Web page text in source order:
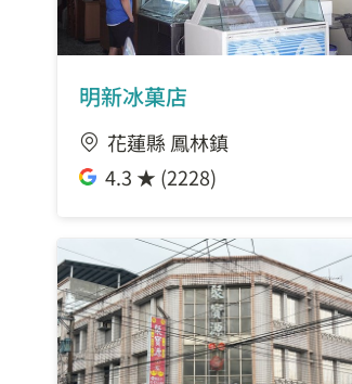
明新冰菓店
花蓮縣 鳳林鎮
4.3 ★ (2228)